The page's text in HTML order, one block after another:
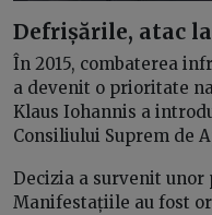
Defrișările, atac
În 2015, combaterea
a devenit o prioritate
Klaus Iohannis a
Consiliului Suprem de
Decizia a survenit unor
Manifestațiile au fost